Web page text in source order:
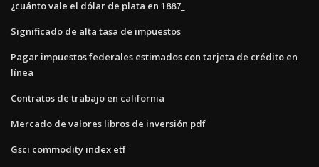
¿cuánto vale el dólar de plata en 1887_
Significado de alta tasa de impuestos
Pagar impuestos federales estimados con tarjeta de crédito en
línea
Contratos de trabajo en california
Mercado de valores libros de inversión pdf
Gsci commodity index etf